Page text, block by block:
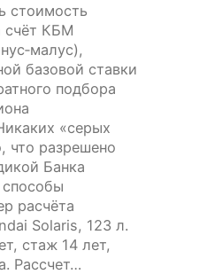
стоимость
КБМ
базовой ставки
подбора
«серых
что разрешено
Банка
расчёта
Solaris, 123 л.
стаж 14 лет,
Рассчет…